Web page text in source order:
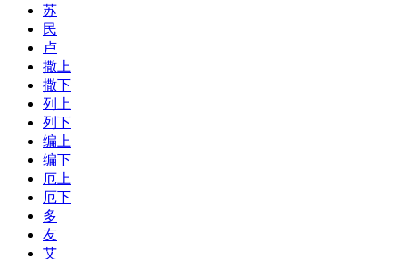
苏
民
卢
撒上
撒下
列上
列下
编上
编下
厄上
厄下
多
友
艾